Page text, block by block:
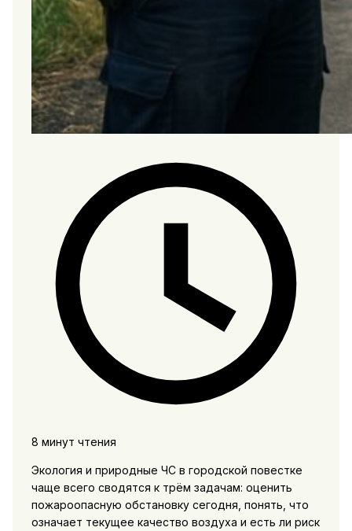
8 минут чтения
Экология и природные ЧС в городской повестке
чаще всего сводятся к трём задачам: оценить
пожароопасную обстановку сегодня, понять, что
означает текущее качество воздуха и есть ли риск